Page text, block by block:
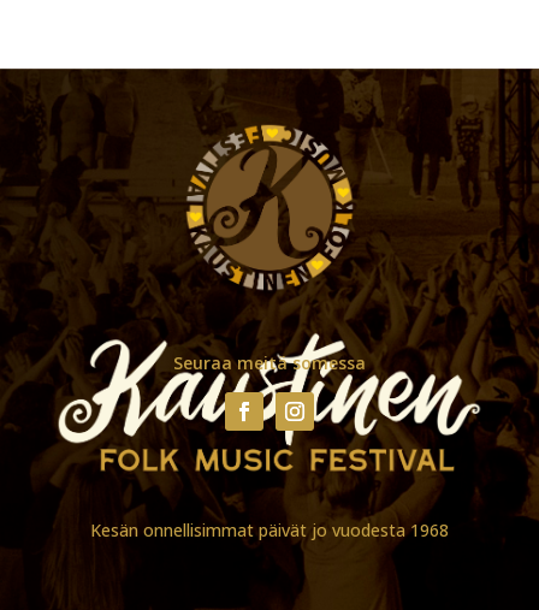
Kesän onnellisimmat päivät jo vuodesta 1968
Seuraa meitä somessa